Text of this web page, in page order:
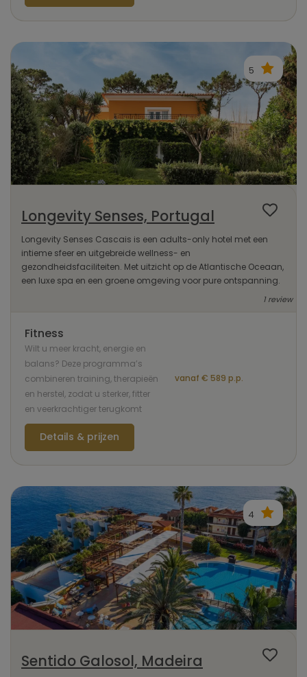
5
Longevity Senses, Portugal
Longevity Senses Cascais is een adults-only hotel met een
intieme sfeer en uitgebreide wellness- en
gezondheidsfaciliteiten. Met uitzicht op de Atlantische Oceaan,
een luxe spa en een groene omgeving voor pure ontspanning.
1 review
Fitness
Wilt u meer kracht, energie en
balans? Deze programma’s
combineren training, therapieën
en herstel, zodat u sterker, fitter
en veerkrachtiger terugkomt
vanaf € 589 p.p.
Details & prijzen
4
Sentido Galosol, Madeira